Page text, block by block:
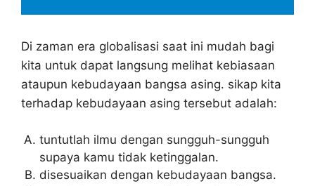
Di zaman era globalisasi saat ini mudah bagi
kita untuk dapat langsung melihat kebiasaan
ataupun kebudayaan bangsa asing. sikap kita
terhadap kebudayaan asing tersebut adalah:
tuntutlah ilmu dengan sungguh-sungguh
supaya kamu tidak ketinggalan.
disesuaikan dengan kebudayaan bangsa.